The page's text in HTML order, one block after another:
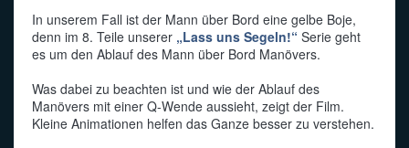
In unserem Fall ist der Mann über Bord eine gelbe Boje,
denn im 8. Teile unserer „Lass uns Segeln!“ Serie geht
es um den Ablauf des Mann über Bord Manövers.
Was dabei zu beachten ist und wie der Ablauf des
Manövers mit einer Q-Wende aussieht, zeigt der Film.
Kleine Animationen helfen das Ganze besser zu verstehen.
Funkalphabet